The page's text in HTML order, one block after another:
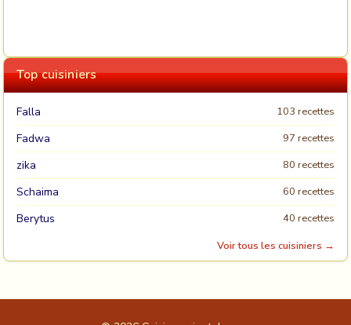
Top cuisiniers
Falla 103 recettes
Fadwa 97 recettes
zika 80 recettes
Schaima 60 recettes
Berytus
40 recettes
Voir tous les cuisiniers →